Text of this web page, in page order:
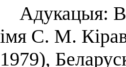
Адукацыя:
імя С. М.
1979),